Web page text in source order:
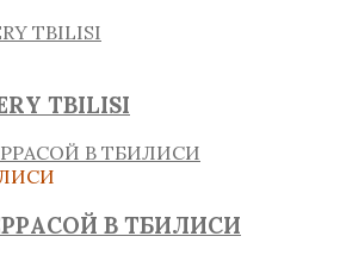
TBILISI
В ТБИЛИСИ